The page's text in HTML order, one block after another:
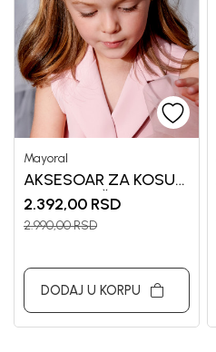
Mayoral
AKSESOAR ZA KOSU
ZA DEVOJČICE
MAYORAL
2.392,00 RSD
2.990,00RSD
DODAJ U KORPU